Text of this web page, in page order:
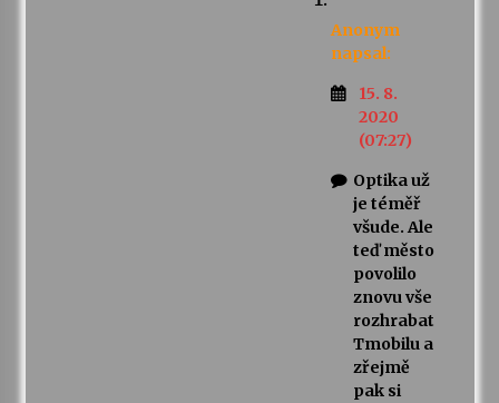
Anonym
napsal:
15. 8.
2020
(07:27)
Optika už
je téměř
všude. Ale
teď město
povolilo
znovu vše
rozhrabat
Tmobilu a
zřejmě
pak si